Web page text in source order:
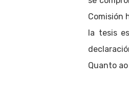
Comisión
la tesis
Quanto